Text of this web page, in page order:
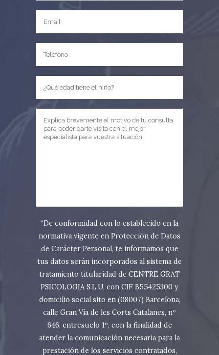
“De conformidad con lo establecido en la
normativa vigente en Protección de Datos
de Carácter Personal, te informamos que
tus datos serán incorporados al sistema de
tratamiento titularidad de CENTRE GRAT
PSICOLOGIA S.L.U, con CIF B55425300 y
domicilio social sito en (08007) Barcelona,
calle Gran Vía de les Corts Catalanes, nº
646, entresuelo 1º, con la finalidad de
atender la comunicación necesaria para la
prestación de los servicios contratados,